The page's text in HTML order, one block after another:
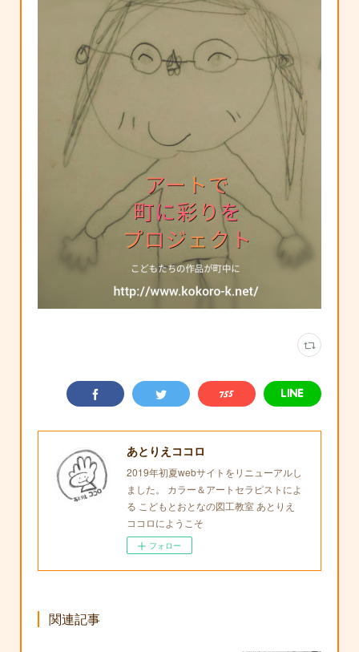
あとりえココロ
2019年初夏webサイトをリニューアルし
ました。 カラー＆アートセラピストによ
る こどもとおとなの図工教室 あとりえ
ココロにようこそ
フォロー
関連記事